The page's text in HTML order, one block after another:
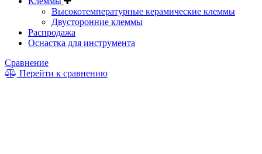
Высокотемпературные керамические клеммы
Двусторонние клеммы
Распродажа
Оснастка для инструмента
Сравнение
Перейти к сравнению